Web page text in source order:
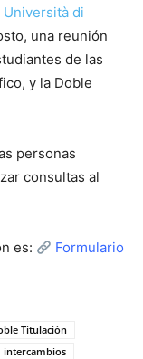
Università di
una reunión
de las
y la Doble
personas
consultas al
es:
Formulario
Titulación
intercambios